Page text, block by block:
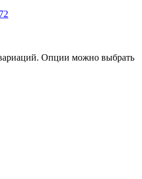
Опции можно выбрать